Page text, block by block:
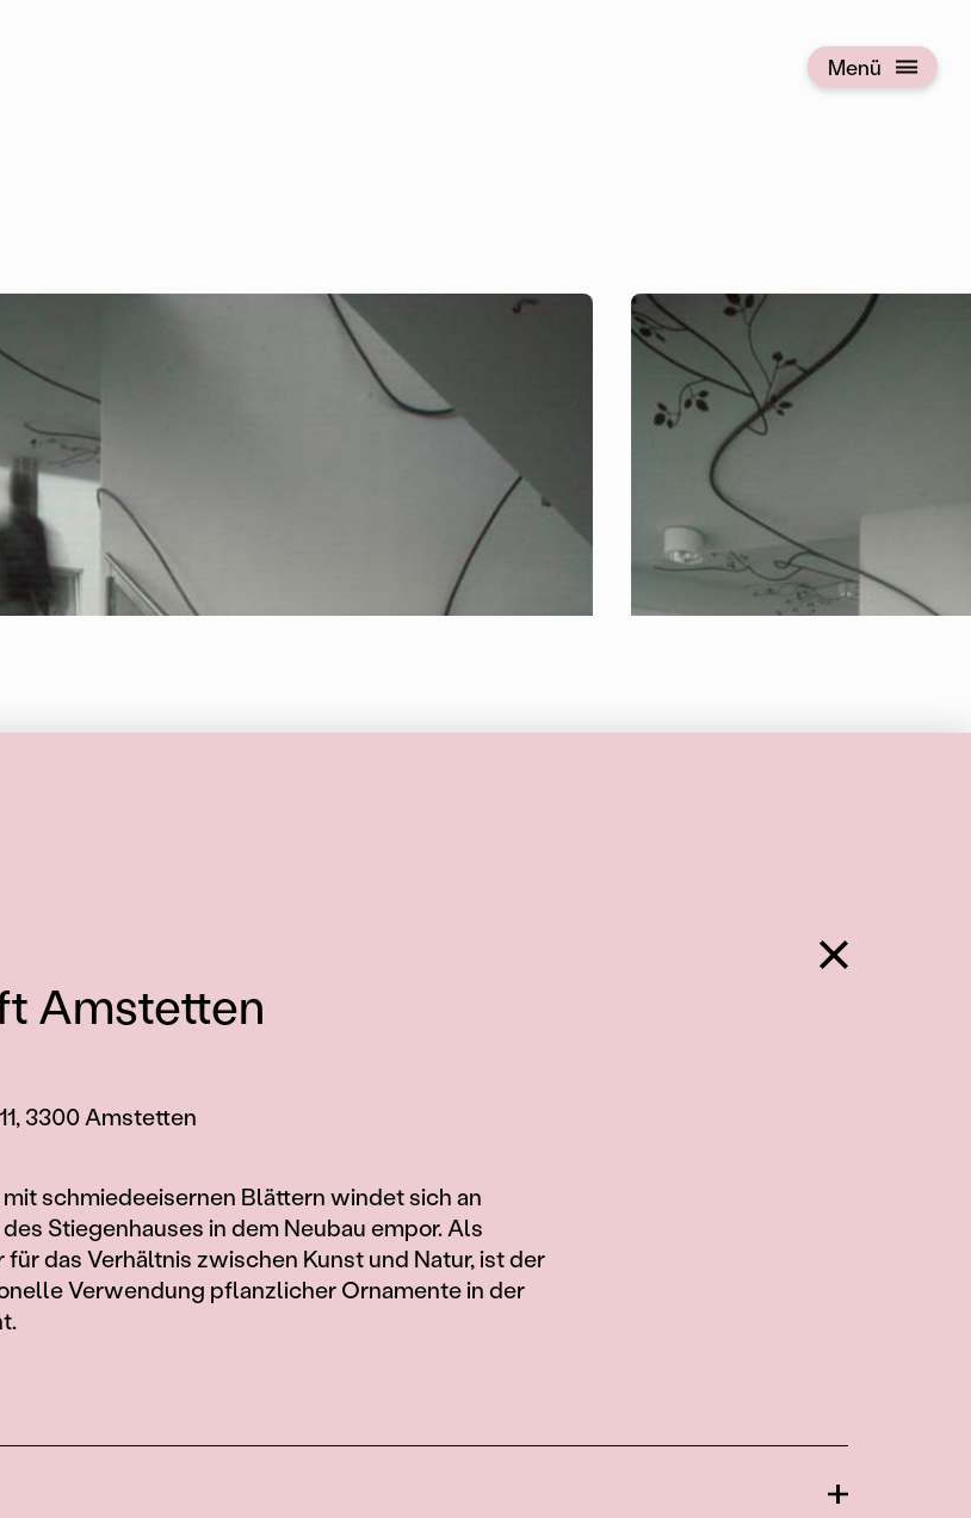
Menü
Menü öffnen
Amstetten
Zurück
3300 Amstetten
mit schmiedeeisernen Blättern windet sich an
Stiegenhauses in dem Neubau empor. Als
das Verhältnis zwischen Kunst und Natur, ist der
Verwendung pflanzlicher Ornamente in der
Öffnen